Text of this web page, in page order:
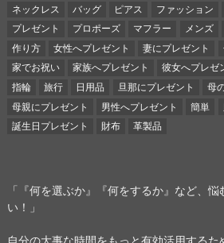
ネックレス
バッグ ピアス ファッション
プレゼント
プロポーズ マフラー メンズ
作り方
女性へプレゼント 妻にプレゼント
家でお祝い
家族へプレゼント 彼女へプレゼ
指輪
旅行 日用品 旦那にプレゼント 母
母親にプレゼント
男性へプレゼント 簡単
誕生日プレゼント
財布 革製品
「『何を選ぶか』『何をするか』など、
い！」